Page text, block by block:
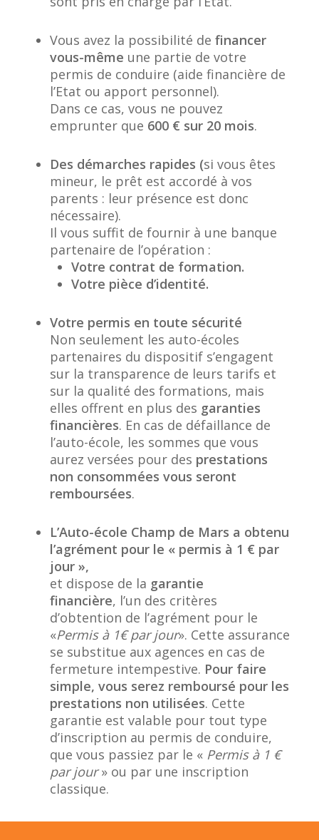
Vous avez la possibilité de financer
vous-même une partie de votre
permis de conduire (aide financière de
l’Etat ou apport personnel).
Dans ce cas, vous ne pouvez
emprunter que 600 € sur 20 mois.
Des démarches rapides (si vous êtes
mineur, le prêt est accordé à vos
parents : leur présence est donc
nécessaire).
Il vous suffit de fournir à une banque
partenaire de l’opération :
Votre contrat de formation.
Votre pièce d’identité.
Votre permis en toute sécurité
Non seulement les auto-écoles
partenaires du dispositif s’engagent
sur la transparence de leurs tarifs et
sur la qualité des formations, mais
elles offrent en plus des garanties
financières. En cas de défaillance de
l’auto-école, les sommes que vous
aurez versées pour des prestations
non consommées vous seront
remboursées.
L’Auto-école Champ de Mars a obtenu
l’agrément pour le « permis à 1 € par
jour »,
et dispose de la garantie
financière, l’un des critères
d’obtention de l’agrément pour le
«Permis à 1€ par jour». Cette assurance
se substitue aux agences en cas de
fermeture intempestive. Pour faire
simple, vous serez remboursé pour les
prestations non utilisées. Cette
garantie est valable pour tout type
d’inscription au permis de conduire,
que vous passiez par le « Permis à 1 €
par jour» ou par une inscription
classique.